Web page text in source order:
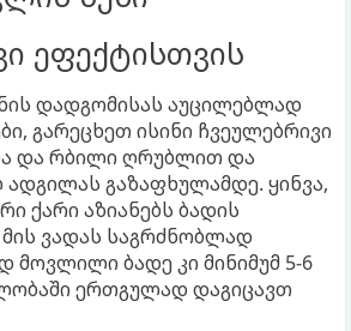
ეფექტისთვის
დადგომისას აუცილებლად
გარეცხეთ ისინი ჩვეულებრივი
და რბილი ღრუბლით და
გაზაფხულამდე. ყინვა,
ქარი აზიანებს ბადის
ვადას საგრძნობლად
მოვლილი ბადე კი მინიმუმ 5-6
ერთგულად დაგიცავთ